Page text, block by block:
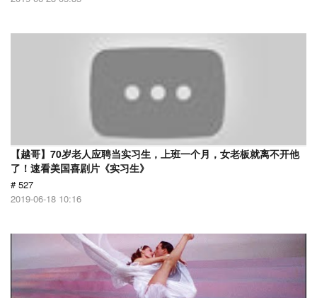
【越哥】70岁老人应聘当实习生，上班一个月，女老板就离不开他
了！速看美国喜剧片《实习生》
# 527
2019-06-18 10:16